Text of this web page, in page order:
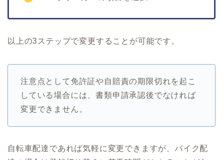
以上の3ステップで変更することが可能です。
注意点として免許証や自賠責の期限切れを起こ
している場合には、書類申請承認後でなければ
変更できません。
自転車配達であれば気軽に変更できますが、バイク配